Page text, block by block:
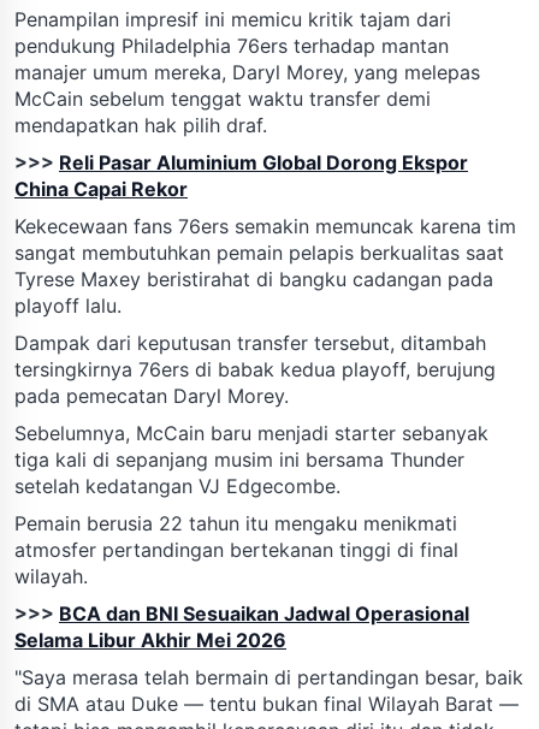
Penampilan impresif ini memicu kritik tajam dari
pendukung Philadelphia 76ers terhadap mantan
manajer umum mereka, Daryl Morey, yang melepas
McCain sebelum tenggat waktu transfer demi
mendapatkan hak pilih draf.
>>> Reli Pasar Aluminium Global Dorong Ekspor
China Capai Rekor
Kekecewaan fans 76ers semakin memuncak karena tim
sangat membutuhkan pemain pelapis berkualitas saat
Tyrese Maxey beristirahat di bangku cadangan pada
playoff lalu.
Dampak dari keputusan transfer tersebut, ditambah
tersingkirnya 76ers di babak kedua playoff, berujung
pada pemecatan Daryl Morey.
Sebelumnya, McCain baru menjadi starter sebanyak
tiga kali di sepanjang musim ini bersama Thunder
setelah kedatangan VJ Edgecombe.
Pemain berusia 22 tahun itu mengaku menikmati
atmosfer pertandingan bertekanan tinggi di final
wilayah.
>>> BCA dan BNI Sesuaikan Jadwal Operasional
Selama Libur Akhir Mei 2026
"Saya merasa telah bermain di pertandingan besar, baik
di SMA atau Duke — tentu bukan final Wilayah Barat —